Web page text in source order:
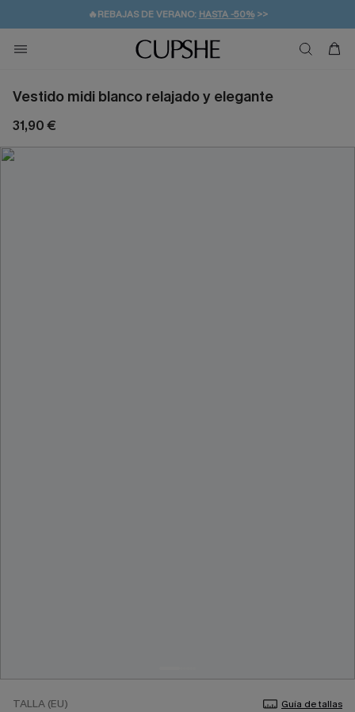
👒PROMOCIÓN DE VERANO:-10% EN 2 VESTIDOS
💌¡SUSCRIBIRSE & GANAR -10% EXTRA!
🚚ENVÍO GRATUITO A PARTIR DE 49 € >>
Vestido midi blanco relajado y elegante
31,90 €
TALLA (EU) Guía de tallas